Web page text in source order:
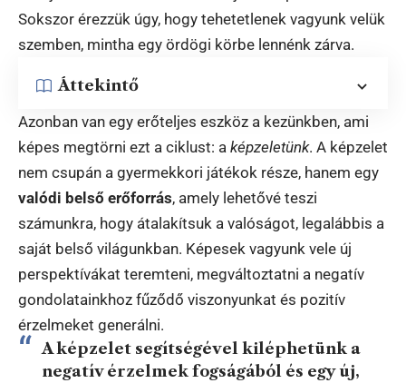
Sokszor érezzük úgy, hogy tehetetlenek vagyunk velük
szemben, mintha egy ördögi körbe lennénk zárva.
Áttekintő
Azonban van egy erőteljes eszköz a kezünkben, ami
képes megtörni ezt a ciklust: a képzeletünk. A képzelet
nem csupán a gyermekkori játékok része, hanem egy
valódi belső erőforrás, amely lehetővé teszi
számunkra, hogy átalakítsuk a valóságot, legalábbis a
saját belső világunkban. Képesek vagyunk vele új
perspektívákat teremteni, megváltoztatni a negatív
gondolatainkhoz fűződő viszonyunkat és pozitív
érzelmeket generálni.
A képzelet segítségével kiléphetünk a
negatív érzelmek fogságából és egy új,